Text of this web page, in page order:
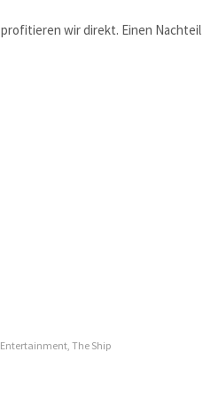
wir direkt. Einen Nachteil
,The Ship